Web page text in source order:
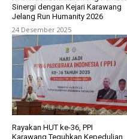
Sinergi dengan Kejari Karawang
Jelang Run Humanity 2026
24 Desember 2025
Rayakan HUT ke-36, PPI
Karawang Teguhkan Kepedulian